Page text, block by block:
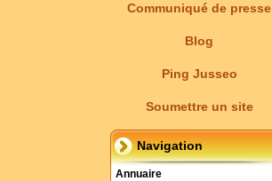
Communiqué de presse
Blog
Ping Jusseo
Soumettre un site
Navigation
Annuaire